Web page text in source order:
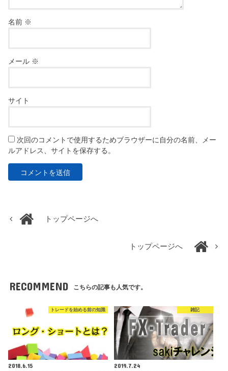
名前 ※
メール ※
サイト
次回のコメントで使用するためブラウザーに自分の名前、メー
ルアドレス、サイトを保存する。
トップページへ
トップページへ
RECOMMEND こちらの記事も人気です。
トレードを始める前の知識
2018.6.15
雑記
2019.7.24